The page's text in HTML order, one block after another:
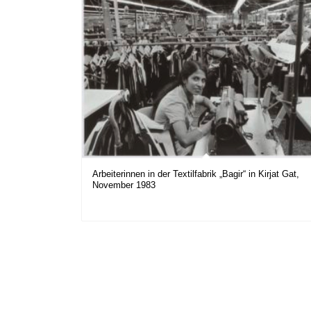
Arbeiterinnen in der Textilfabrik „Bagir“ in Kirjat Gat,
November 1983